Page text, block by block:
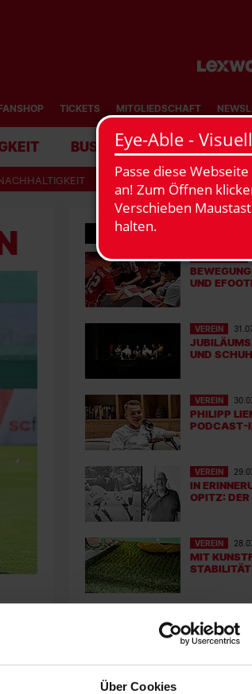
Über Cookies
TICKETS MITGLIEDSCHAFT
BUSINESS STADION
EFOOTBALL
UND
VEREIN
UND
VEREIN
PHILIPP
PODCAST-
VEREIN
IN
OPITZ: DER
VEREIN
MIT
STABILITÄT